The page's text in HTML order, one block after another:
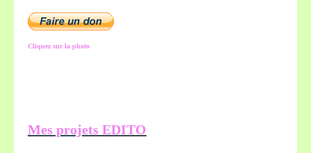
Cliquez sur la photo
Mes projets EDITO